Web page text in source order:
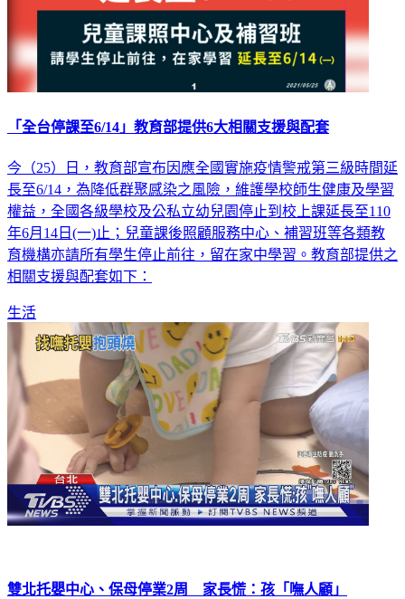
「全台停課至6/14」教育部提供6大相關支援與配套
今（25）日，教育部宣布因應全國實施疫情警戒第三級時間延
長至6/14，為降低群聚感染之風險，維護學校師生健康及學習
權益，全國各級學校及公私立幼兒園停止到校上課延長至110
年6月14日(一)止；兒童課後照顧服務中心、補習班等各類教
育機構亦請所有學生停止前往，留在家中學習。教育部提供之
相關支援與配套如下：
生活
雙北托嬰中心、保母停業2周 家長慌：孩「嘸人顧」